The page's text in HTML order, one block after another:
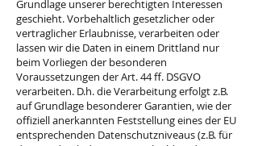
Grundlage unserer berechtigten Interessen
geschieht. Vorbehaltlich gesetzlicher oder
vertraglicher Erlaubnisse, verarbeiten oder
lassen wir die Daten in einem Drittland nur
beim Vorliegen der besonderen
Voraussetzungen der Art. 44 ff. DSGVO
verarbeiten. D.h. die Verarbeitung erfolgt z.B.
auf Grundlage besonderer Garantien, wie der
offiziell anerkannten Feststellung eines der EU
entsprechenden Datenschutzniveaus (z.B. für